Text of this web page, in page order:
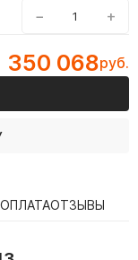
− +
350 068руб.
ОПЛАТАОТЗЫВЫ